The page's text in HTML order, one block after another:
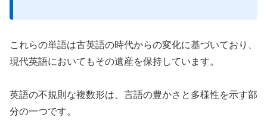
これらの単語は古英語の時代からの変化に基づいており、
現代英語においてもその遺産を保持しています。
英語の不規則な複数形は、言語の豊かさと多様性を示す部
分の一つです。